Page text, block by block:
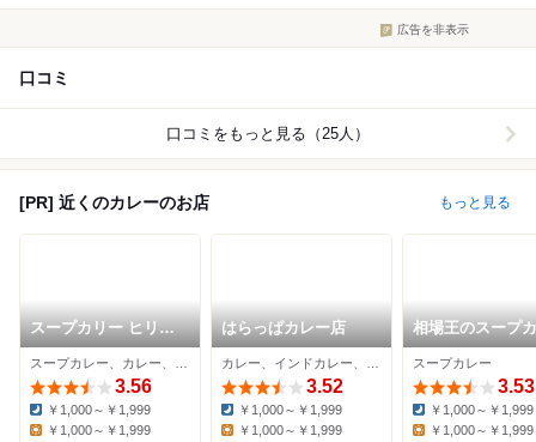
広告を非表示
口コミ
口コミをもっと見る（25人）
[PR] 近くのカレーのお店 もっと見る
スープカリー ヒリヒ
リオオドオリ
3.56
Dinner:
￥1,000～￥1,999
￥1,000～￥1,999
はらっぱカレー店
3.52
Dinner:
￥1,000～￥1,999
￥1,000～￥1,999
相場王のスープ
極哩 札幌本店
スープカレー
3.53
Dinner:
￥1,000～￥1,999
￥1,000～￥1,999